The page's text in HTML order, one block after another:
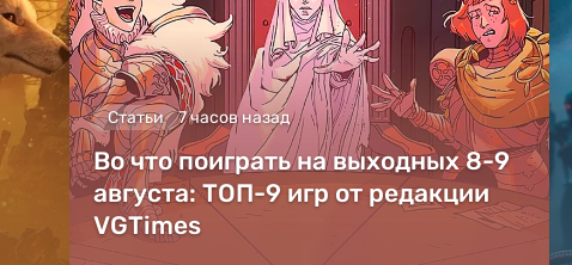
Статьи 7 часов назад
Во что поиграть на выходных 8-9
августа: ТОП-9 игр от редакции
VGTimes